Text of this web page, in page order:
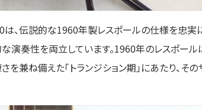
、伝説的な1960年製レスポールの仕様を忠実
演奏性を両立しています。1960年のレスポー
兼ね備えた「トランジション期」にあたり、その